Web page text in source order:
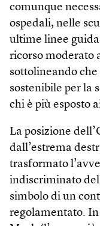
comunque
ospedali, nelle
ultime linee
ricorso moderato
sottolineando
sostenibile per la
chi è più esposto
La posizione
dall’estrema
trasformato
indiscriminato
simbolo di un
regolamentato.